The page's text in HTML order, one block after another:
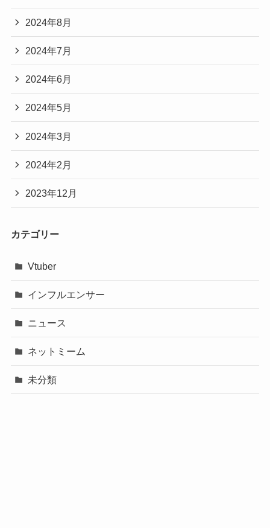
2024年8月
2024年7月
2024年6月
2024年5月
2024年3月
2024年2月
2023年12月
カテゴリー
Vtuber
インフルエンサー
ニュース
ネットミーム
未分類